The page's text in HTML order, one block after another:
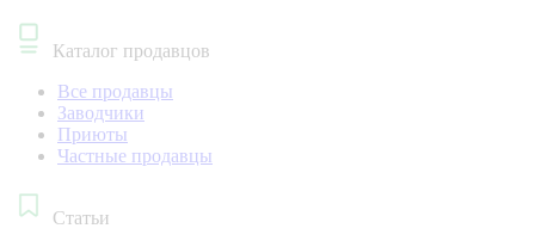
Каталог продавцов
Все продавцы
Заводчики
Приюты
Частные продавцы
Статьи